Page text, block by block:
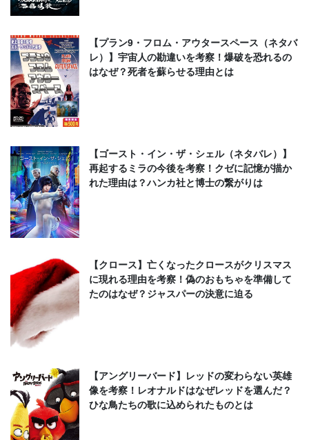
【プラン9・フロム・アウタースペース（ネタバ
レ）】宇宙人の勘違いを考察！爆破を恐れるの
はなぜ？死者を蘇らせる理由とは
【ゴースト・イン・ザ・シェル（ネタバレ）】
再起するミラの今後を考察！クゼに記憶が描か
れた理由は？ハンカ社と博士の繋がりは
【クロース】亡くなったクロースがクリスマス
に現れる理由を考察！偽のおもちゃを準備して
たのはなぜ？ジャスパーの決意に迫る
【アングリーバード】レッドの変わらない英雄
像を考察！レオナルドはなぜレッドを選んだ？
ひな鳥たちの歌に込められたものとは